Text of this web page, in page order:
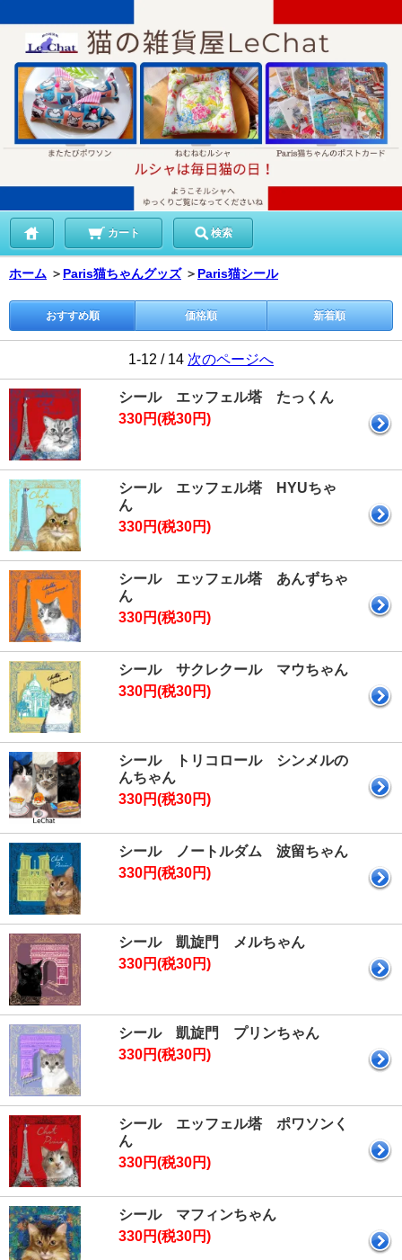
カート 検索
ホーム ＞ Paris猫ちゃんグッズ ＞ Paris猫シール
おすすめ順 価格順 新着順
1-12 / 14 次のページへ
シール エッフェル塔 たっくん
330円(税30円)
シール エッフェル塔 HYUちゃ
ん
330円(税30円)
シール エッフェル塔 あんずちゃ
ん
330円(税30円)
シール サクレクール マウちゃん
330円(税30円)
シール トリコロール シンメルの
んちゃん
330円(税30円)
シール ノートルダム 波留ちゃん
330円(税30円)
シール 凱旋門 メルちゃん
330円(税30円)
シール 凱旋門 プリンちゃん
330円(税30円)
シール エッフェル塔 ポワソンく
ん
330円(税30円)
シール マフィンちゃん
330円(税30円)